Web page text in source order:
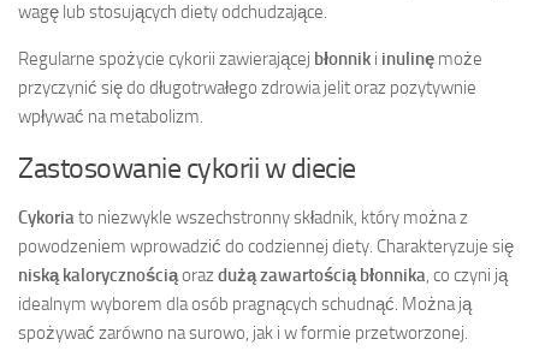
wagę lub stosujących diety odchudzające.
Regularne spożycie cykorii zawierającej błonnik i inulinę może
przyczynić się do długotrwałego zdrowia jelit oraz pozytywnie
wpływać na metabolizm.
Zastosowanie cykorii w diecie
Cykoriato niezwykle wszechstronny składnik, który można z
powodzeniem wprowadzić do codziennej diety. Charakteryzuje się
niską kalorycznościąorazdużą zawartością błonnika, co czyni ją
idealnym wyborem dla osób pragnących schudnąć. Można ją
spożywać zarówno na surowo, jak i w formie przetworzonej.